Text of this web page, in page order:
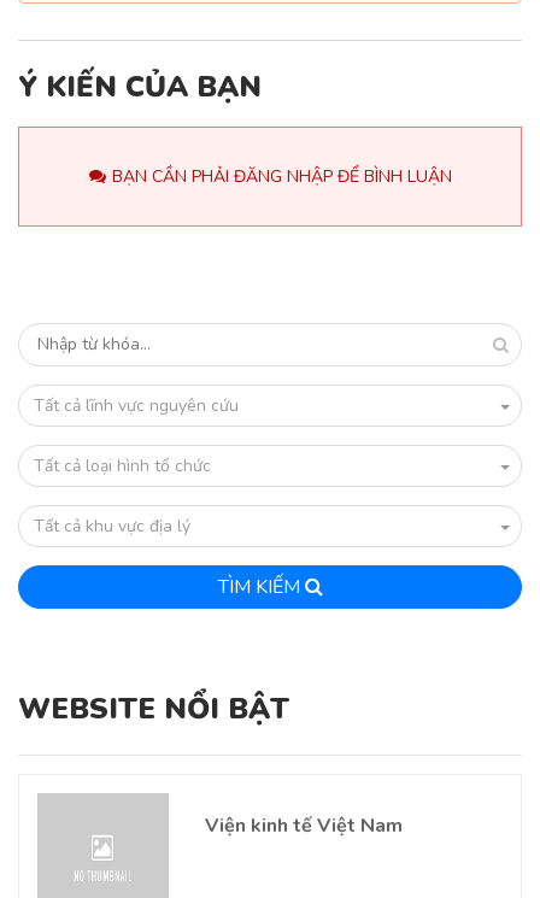
Ý KIẾN CỦA BẠN
BẠN CẦN PHẢI ĐĂNG NHẬP ĐỂ BÌNH LUẬN
Tất cả lĩnh vực nguyên cứu
Tất cả loại hình tổ chức
Tất cả khu vực địa lý
TÌM KIẾM
WEBSITE NỔI BẬT
Viện kinh tế Việt Nam